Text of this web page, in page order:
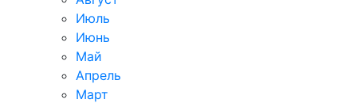
Июль
Июнь
Май
Апрель
Март